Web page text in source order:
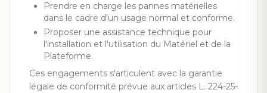
Prendre en charge les pannes matérielles
dans le cadre d'un usage normal et conforme.
Proposer une assistance technique pour
l'installation et l'utilisation du Matériel et de la
Plateforme.
Ces engagements s'articulent avec la garantie
légale de conformité prévue aux articles L. 224-25-